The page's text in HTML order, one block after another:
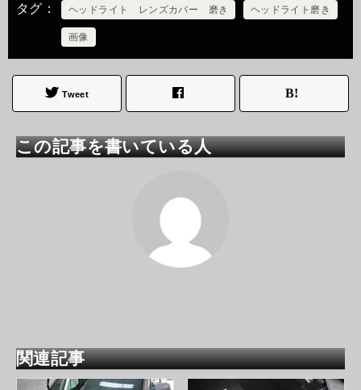
タグ ヘッドライト レンズカバー 磨き ヘッドライト磨き
画像
Tweet
この記事を書いている人
関連記事